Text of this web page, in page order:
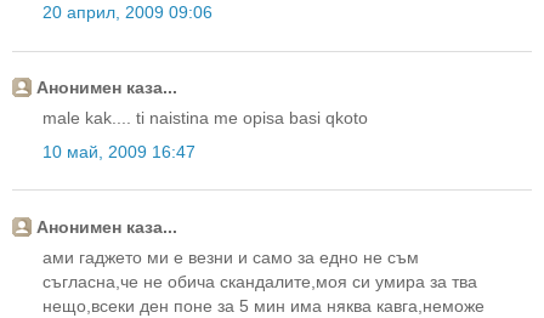
20 април, 2009 09:06
Анонимен каза...
male kak.... ti naistina me opisa basi qkoto
10 май, 2009 16:47
Анонимен каза...
ами гаджето ми е везни и само за едно не съм
съгласна,че не обича скандалите,моя си умира за тва
нещо,всеки ден поне за 5 мин има няква кавга,неможе